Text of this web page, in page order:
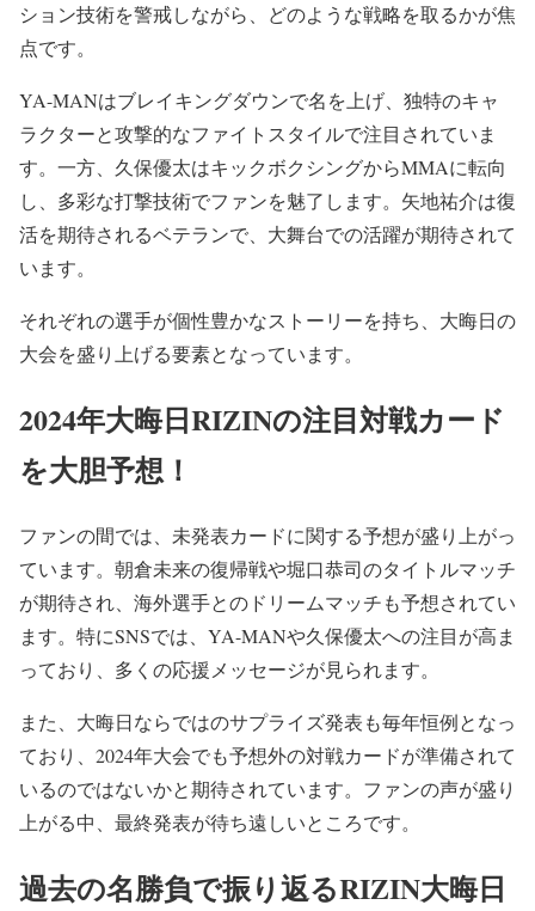
ション技術を警戒しながら、どのような戦略を取るかが焦
点です。
YA-MANはブレイキングダウンで名を上げ、独特のキャ
ラクターと攻撃的なファイトスタイルで注目されていま
す。一方、久保優太はキックボクシングからMMAに転向
し、多彩な打撃技術でファンを魅了します。矢地祐介は復
活を期待されるベテランで、大舞台での活躍が期待されて
います。
それぞれの選手が個性豊かなストーリーを持ち、大晦日の
大会を盛り上げる要素となっています。
2024年大晦日RIZINの注目対戦カード
を大胆予想！
ファンの間では、未発表カードに関する予想が盛り上がっ
ています。朝倉未来の復帰戦や堀口恭司のタイトルマッチ
が期待され、海外選手とのドリームマッチも予想されてい
ます。特にSNSでは、YA-MANや久保優太への注目が高ま
っており、多くの応援メッセージが見られます。
また、大晦日ならではのサプライズ発表も毎年恒例となっ
ており、2024年大会でも予想外の対戦カードが準備されて
いるのではないかと期待されています。ファンの声が盛り
上がる中、最終発表が待ち遠しいところです。
過去の名勝負で振り返るRIZIN大晦日